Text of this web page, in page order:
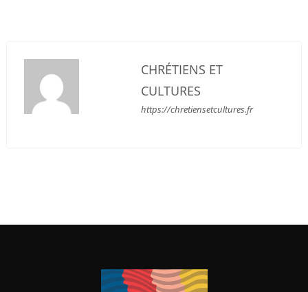
CHRÉTIENS ET
CULTURES
https://chretiensetcultures.fr